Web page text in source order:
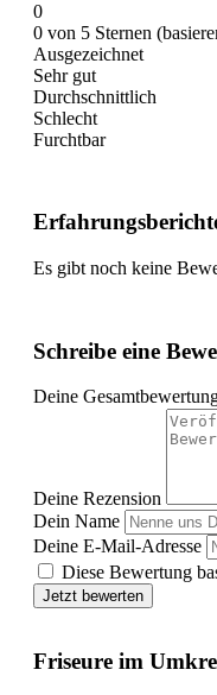
0
0 von 5 Sternen
Ausgezeichnet
Sehr gut
Durchschnittlich
Schlecht
Furchtbar
Es gibt noch keine
Schreibe eine
Deine
Deine Rezension
Dein Name
Deine E-Mail-Adresse
Diese Bewertung
Jetzt bewerten
Friseure im